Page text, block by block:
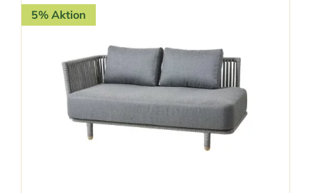
5% Aktion